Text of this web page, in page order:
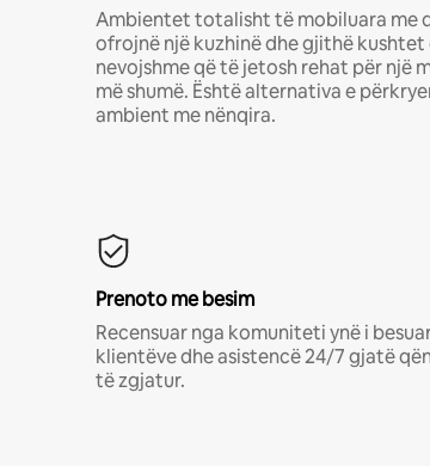
Ambientet totalisht të mobiluara me
ofrojnë një kuzhinë dhe gjithë kushtet
nevojshme që të jetosh rehat për një
më shumë. Është alternativa e
ambient me nënqira.
Prenoto me besim
Recensuar nga komuniteti ynë i
klientëve dhe asistencë 24/7 gjatë
të zgjatur.